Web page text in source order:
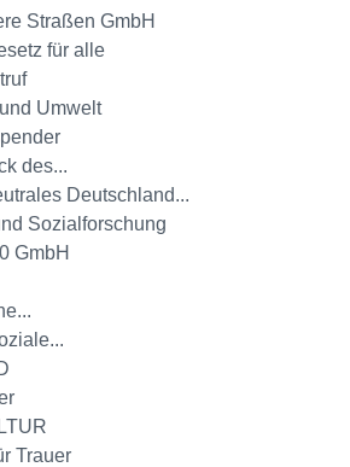
Straßen GmbH
für alle
Umwelt
des...
Deutschland...
Sozialforschung
GmbH
Trauer